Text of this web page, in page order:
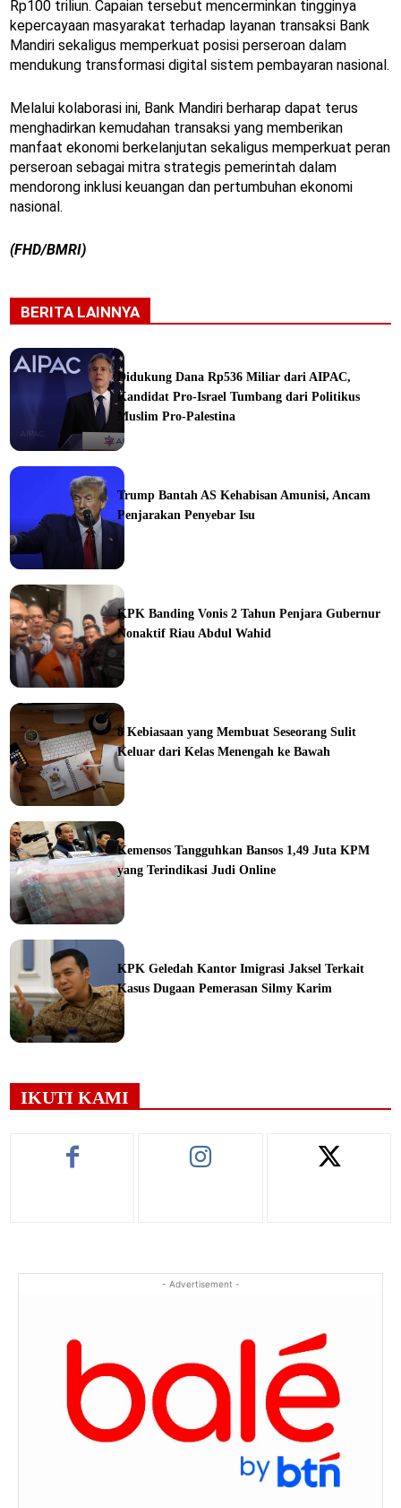
Rp100 triliun. Capaian tersebut mencerminkan tingginya
kepercayaan masyarakat terhadap layanan transaksi Bank
Mandiri sekaligus memperkuat posisi perseroan dalam
mendukung transformasi digital sistem pembayaran nasional.
Melalui kolaborasi ini, Bank Mandiri berharap dapat terus
menghadirkan kemudahan transaksi yang memberikan
manfaat ekonomi berkelanjutan sekaligus memperkuat peran
perseroan sebagai mitra strategis pemerintah dalam
mendorong inklusi keuangan dan pertumbuhan ekonomi
nasional.
(FHD/BMRI)
BERITA LAINNYA
Didukung Dana Rp536 Miliar dari AIPAC,
Kandidat Pro-Israel Tumbang dari Politikus
Muslim Pro-Palestina
Trump Bantah AS Kehabisan Amunisi, Ancam
Penjarakan Penyebar Isu
KPK Banding Vonis 2 Tahun Penjara Gubernur
Nonaktif Riau Abdul Wahid
8 Kebiasaan yang Membuat Seseorang Sulit
Keluar dari Kelas Menengah ke Bawah
Kemensos Tangguhkan Bansos 1,49 Juta KPM
yang Terindikasi Judi Online
KPK Geledah Kantor Imigrasi Jaksel Terkait
Kasus Dugaan Pemerasan Silmy Karim
IKUTI KAMI
- Advertisement -